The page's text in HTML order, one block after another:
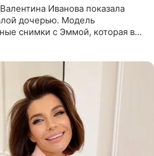
Иванова показала
дочерью. Модель
снимки с Эммой, которая в